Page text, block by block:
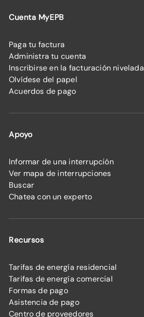
Cuenta MyEPB
Paga tu factura
Administra tu cuenta
Inscribirse en la facturación nivelada
Olvídese del papel
Acuerdos de pago
Apoyo
Informar de una interrupción
Ver mapa de interrupciones
Buscar
Chatea con un experto
Recursos
Tarifas de energía residencial
Tarifas de energía comercial
Formas de pago
Asistencia de pago
Centro de proveedores